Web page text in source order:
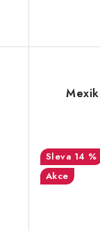
14 %
Akce